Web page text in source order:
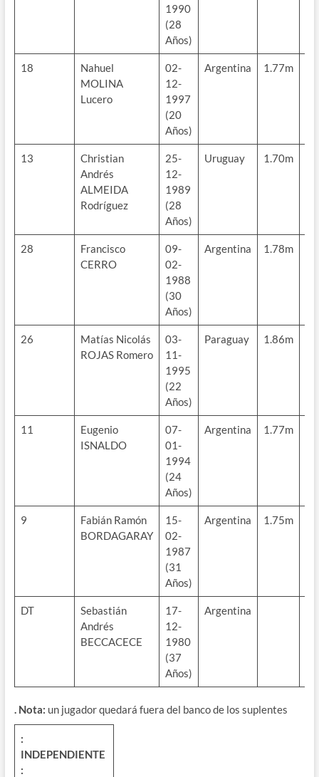
1990
(28
Años)
18
Nahuel
MOLINA
Lucero
02-
12-
1997
(20
Años)
Argentina 1.77m
13
Christian
Andrés
ALMEIDA
Rodríguez
25-
12-
1989
(28
Años)
Uruguay 1.70m
28
Francisco
CERRO
09-
02-
1988
(30
Años)
Argentina 1.78m
26
Matías Nicolás
ROJAS Romero
03-
11-
1995
(22
Años)
Paraguay 1.86m
11
Eugenio
ISNALDO
07-
01-
1994
(24
Años)
Argentina 1.77m
9
Fabián Ramón
BORDAGARAY
15-
02-
1987
(31
Años)
Argentina 1.75m
DT
Sebastián
Andrés
BECCACECE
17-
12-
1980
(37
Años)
Argentina
. Nota: un jugador quedará fuera del banco de los suplentes
:
INDEPENDIENTE
: